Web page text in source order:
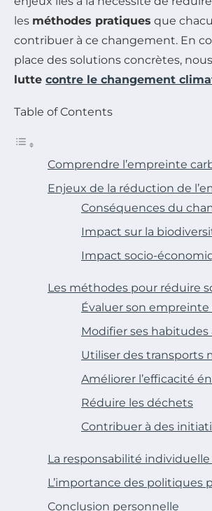
les méthodes pratiques que
contribuer à ce changement. En
place des solutions concrètes,
lutte contre le changement
Table of Contents
Comprendre l’empreinte
Enjeux de la réduction de
Conséquences du
Impact sur la
Impact socio-
Les méthodes pour réduire
Évaluer son empreinte
Modifier ses
Utiliser des transports
Améliorer l’efficacité
Réduire les déchets
Contribuer à des
La responsabilité
L’importance des politiques
Conclusion personnelle